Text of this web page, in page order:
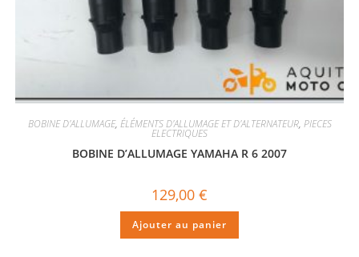
BOBINE D'ALLUMAGE, ÉLÉMENTS D'ALLUMAGE ET D'ALTERNATEUR, PIECES
ELECTRIQUES
BOBINE D’ALLUMAGE YAMAHA R 6 2007
129,00 €
Ajouter au panier